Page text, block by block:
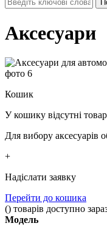
Аксесуари
Кошик
У кошику відсутні
Для вибору аксесуарів
+
Надіслати заявку
Перейти до кошика
() товарів доступно
Модель